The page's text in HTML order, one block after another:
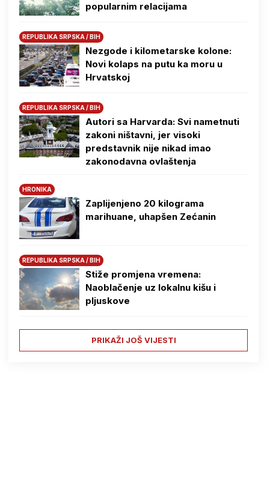
popularnim relacijama
REPUBLIKA SRPSKA / BIH
Nezgode i kilometarske kolone:
Novi kolaps na putu ka moru u
Hrvatskoj
REPUBLIKA SRPSKA / BIH
Autori sa Harvarda: Svi nametnuti
zakoni ništavni, jer visoki
predstavnik nije nikad imao
zakonodavna ovlaštenja
HRONIKA
Zaplijenjeno 20 kilograma
marihuane, uhapšen Zećanin
REPUBLIKA SRPSKA / BIH
Stiže promjena vremena:
Naoblačenje uz lokalnu kišu i
pljuskove
PRIKAŽI JOŠ VIJESTI